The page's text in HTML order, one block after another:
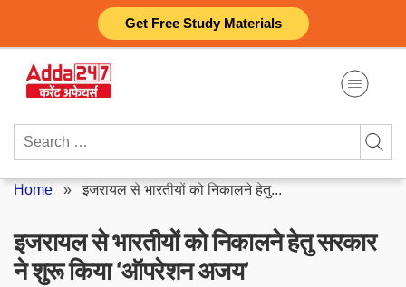
Get Free Study Materials
content
Search
Home »इजरायल से भारतीयों को निकालने हेतु...
इजरायल से भारतीयों को निकालने हेतु सरकार
ने शुरू किया ‘ऑपरेशन अजय’